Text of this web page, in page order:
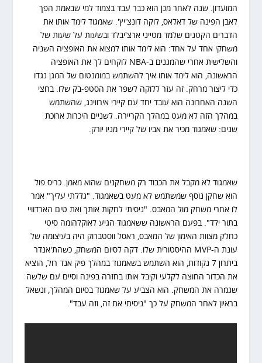
המועדון. שנה לאחר מכן הוא כבר עבד בצמוד למי שבאמת הפך
לאבן הפינה של דאלאס, לוקה דונצ'יץ'. שאמגוד לימד אותו את
הדברים הקטנים שלמד מטייני ארצ'יבלד ובשעות על שעות של
משחקי אחד על אחד: הוא לימד אותו למצוא את האופציה השניה
והשלישית אחרי שהמגנים ב-NBA לוקחים לך את האופציה
הראשונה, הוא לימד אותו איך להשתמש במומנטום של המגן נגדו
כדי ליצור מרחק. זה עזר ללוקה לשפר את הסטפ-בק שלו. בחצי
השנה האחרונה הוא עובד יחד עם קיירי אירווינג, שהשתמש
במהלך הזה לא מעט במהלך הקריירה. לשניים היכרות ארוכת
שנים: שאמגוד מכיר את אביו של קיירי מניו יורק.
שאמגוד לא מקבל את הכבוד רק משחקנים שהוא מאמן. כריס פול
הוא שחקן נוסף שמשתמש לא מעט בשאמגוד. "גדלתי עליך" אמר
לו אחרי משחק מול המאבס. "ניסיתי לחקות אותך ואת טים הארדוויי
בתור ילד". בפעם הראשונה ששאמגוד הגיע לאוקלהומה סיטי
כחלק מצוות האימון של המאבס, ראסל ווסטברוק היה בעיצומה של
עונת ה-MVP ההיסטורית שלו. דקה לסיום המשחק, כשהת'אנדר
ביתרון 7 נקודות, הוא השתמש בשאמגוד במהלך פיק אנד רול, הוציא
את הכדור החוצה לקלעי וקיבל אותו בחזרה בפינה וסיים עם שלשה
שגמרה את המשחק. הוא הצביע על שאמגוד בסיום המהלך, ונשאל
בראיון לאחר המשחק על כך "ניסיתי את זה, וזה עבד".